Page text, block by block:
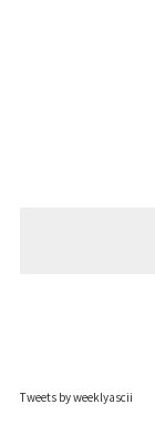
Tweets by weeklyascii